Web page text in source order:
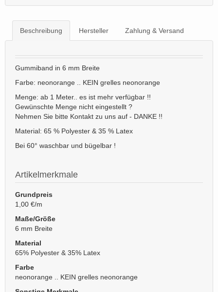
Beschreibung Hersteller Zahlung & Versand
Gummiband in 6 mm Breite
Farbe: neonorange .. KEIN grelles neonorange
Menge: ab 1 Meter.. es ist mehr verfügbar !!
Gewünschte Menge nicht eingestellt ?
Nehmen Sie bitte Kontakt zu uns auf - DANKE !!
Material: 65 % Polyester & 35 % Latex
Bei 60° waschbar und bügelbar !
Artikelmerkmale
Grundpreis
1,00 €/m
Maße/Größe
6 mm Breite
Material
65% Polyester & 35% Latex
Farbe
neonorange .. KEIN grelles neonorange